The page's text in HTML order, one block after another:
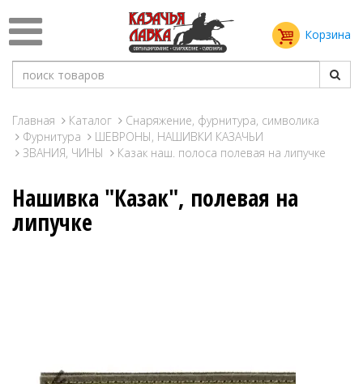
Корзина
Главная Каталог
Снаряжение, фурнитура, символика
Фурнитура
ШЕВРОНЫ, НАШИВКИ КАЗАЧЬИ
ЗВАНИЯ, ЧИНЫ
Казак наш. полоса полевая на липучке
Нашивка "Казак", полевая на
липучке